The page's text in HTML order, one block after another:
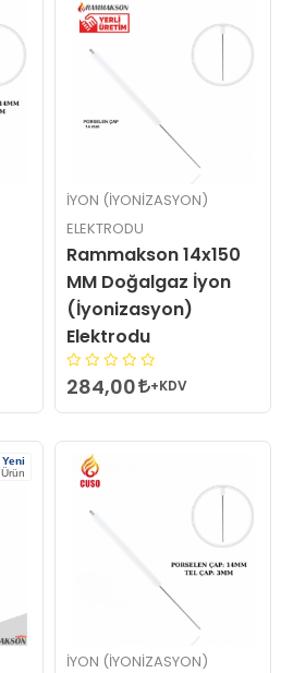
İYON (İYONIZASYON)
ELEKTRODU
Rammakson 14x150
MM Doğalgaz İyon
(İyonizasyon)
Elektrodu
284,00 +KDV
Yeni
Ürün
İYON (İYONIZASYON)